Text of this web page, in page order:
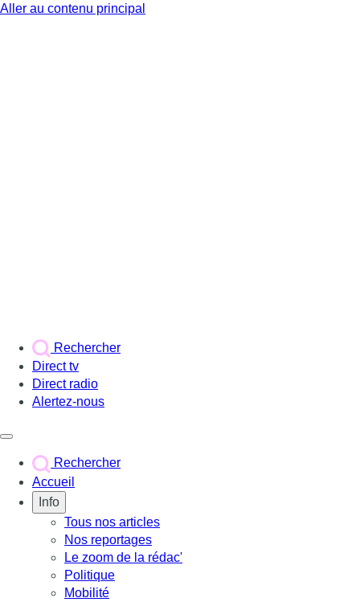
Aller au contenu principal
Rechercher
Direct tv
Direct radio
Alertez-nous
Rechercher
Accueil
Info
Tous nos articles
Nos reportages
Le zoom de la rédac'
Politique
Mobilité